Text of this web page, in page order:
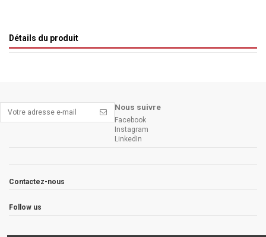
Détails du produit
Nous suivre
Facebook
Instagram
LinkedIn
Contactez-nous
Follow us